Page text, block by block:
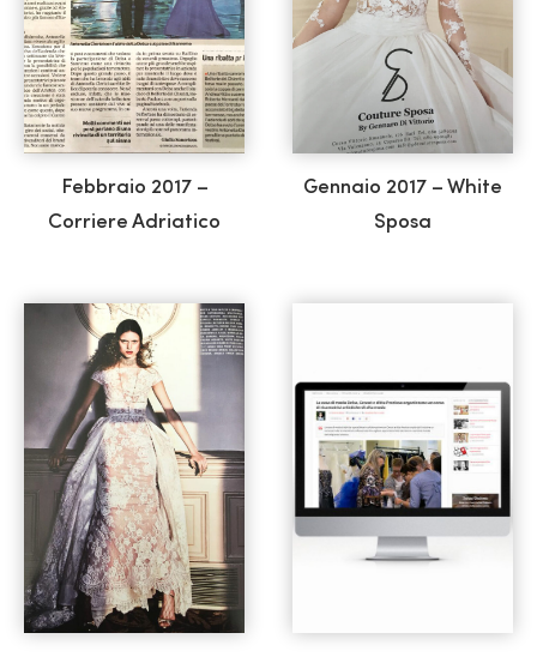
Febbraio 2017 –
Corriere Adriatico
Gennaio 2017 – White
Sposa